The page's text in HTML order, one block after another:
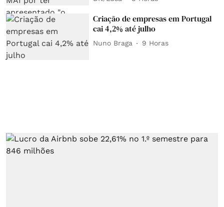
Criação de empresas em Portugal
cai 4,2% até julho
Nuno Braga 9 Horas